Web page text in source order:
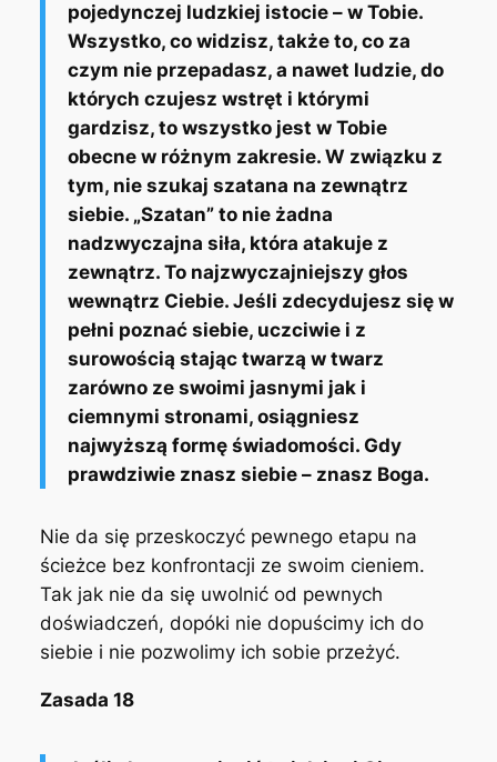
pojedynczej ludzkiej istocie – w Tobie.
Wszystko, co widzisz, także to, co za
czym nie przepadasz, a nawet ludzie, do
których czujesz wstręt i którymi
gardzisz, to wszystko jest w Tobie
obecne w różnym zakresie. W związku z
tym, nie szukaj szatana na zewnątrz
siebie. „Szatan” to nie żadna
nadzwyczajna siła, która atakuje z
zewnątrz. To najzwyczajniejszy głos
wewnątrz Ciebie. Jeśli zdecydujesz się w
pełni poznać siebie, uczciwie i z
surowością stając twarzą w twarz
zarówno ze swoimi jasnymi jak i
ciemnymi stronami, osiągniesz
najwyższą formę świadomości. Gdy
prawdziwie znasz siebie – znasz Boga.
Nie da się przeskoczyć pewnego etapu na
ścieżce bez konfrontacji ze swoim cieniem.
Tak jak nie da się uwolnić od pewnych
doświadczeń, dopóki nie dopuścimy ich do
siebie i nie pozwolimy ich sobie przeżyć.
Zasada 18